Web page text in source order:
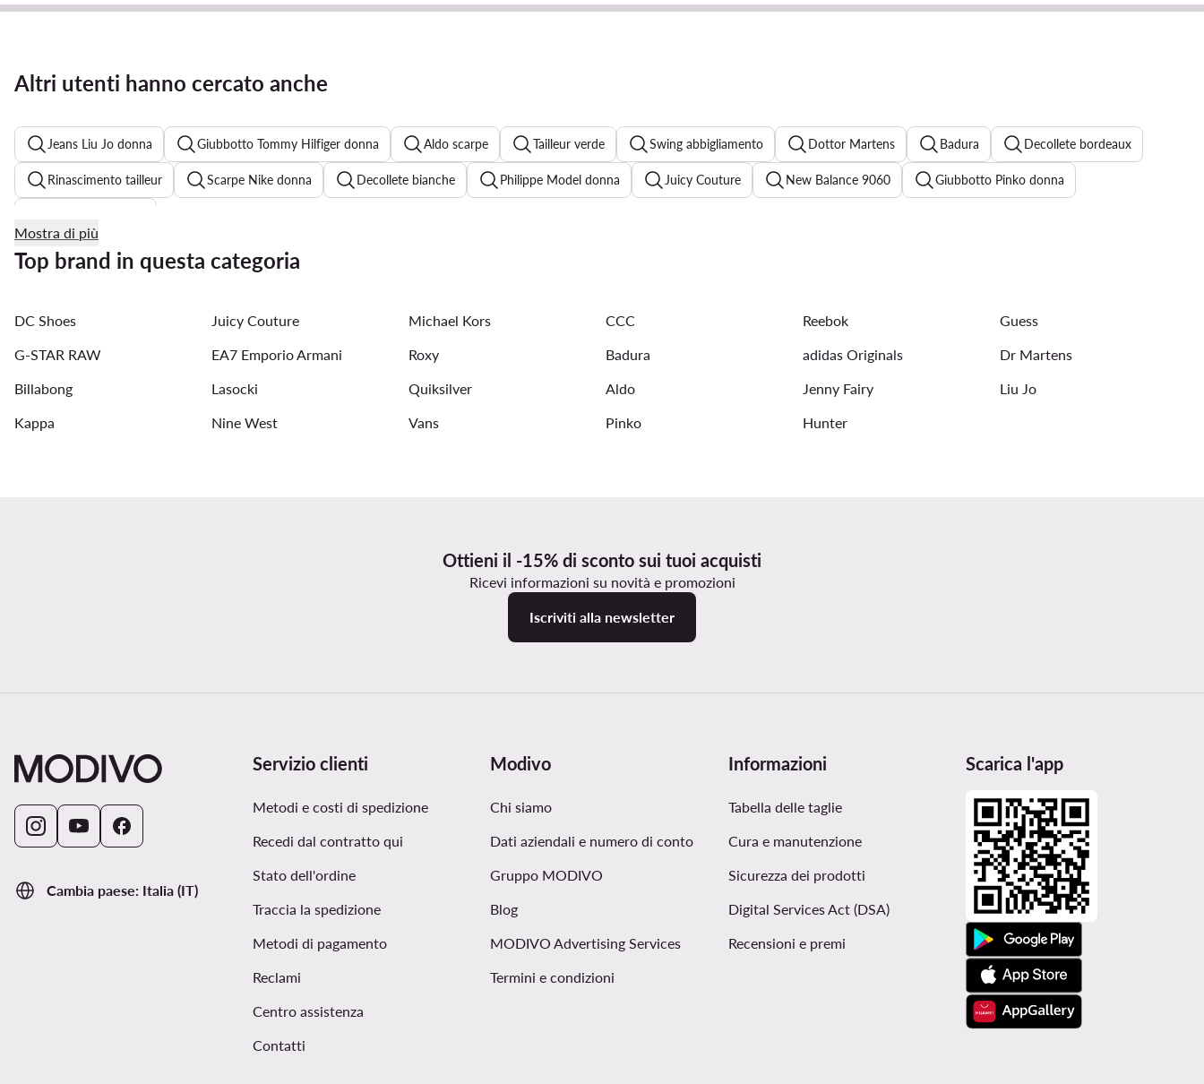
Altri utenti hanno cercato anche
Jeans Liu Jo donna Giubbotto Tommy Hilfiger donna Aldo scarpe Tailleur verde Swing abbigliamento Dottor Martens Badura Decollete bordeaux
Rinascimento tailleur Scarpe Nike donna Decollete bianche Philippe Model donna Juicy Couture New Balance 9060 Giubbotto Pinko donna
Scarpe Guess donna Vestito nero elegante
Mostra di più
Top brand in questa categoria
DC Shoes Juicy Couture Michael Kors CCC Reebok
Guess
G-STAR RAW
EA7 Emporio Armani Roxy Badura adidas Originals
Dr Martens
Billabong
Lasocki Quiksilver Aldo Jenny Fairy
Liu Jo
Kappa
Nine West Vans Pinko Hunter
Ottieni il -15% di sconto sui tuoi acquisti
Ricevi informazioni su novità e promozioni
Iscriviti alla newsletter
Cambia paese: Italia (IT)
Servizio clienti
Metodi e costi di spedizione
Recedi dal contratto qui
Stato dell'ordine
Traccia la spedizione
Metodi di pagamento
Reclami
Centro assistenza
Contatti
Modivo
Chi siamo
Dati aziendali e numero di conto
Gruppo MODIVO
Blog
MODIVO Advertising Services
Termini e condizioni
Informazioni
Tabella delle taglie
Cura e manutenzione
Sicurezza dei prodotti
Digital Services Act (DSA)
Recensioni e premi
Scarica l'app